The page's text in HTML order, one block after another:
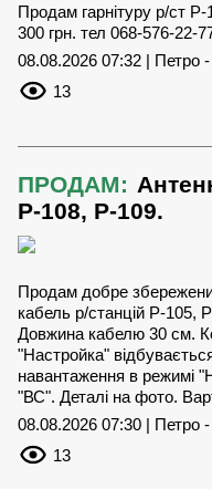
Продам гарнітуру р/ст
300 грн. тел 068-576-22-
08.08.2026 07:32 | Петро -
13
ПРОДАМ:
Р-108, Р-109.
Продам добре
кабель р/станцій Р-
Довжина кабелю 30 см.
"Настройка"
навантаження в режимі
"ВС". Деталі на фото.
08.08.2026 07:30 | Петро -
13